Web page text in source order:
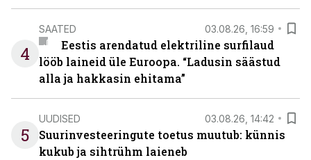
4
SAATED 03.08.26, 16:59
Eestis arendatud elektriline surfilaud
lööb laineid üle Euroopa. “Ladusin säästud
alla ja hakkasin ehitama”
5
UUDISED 03.08.26, 14:42
Suurinvesteeringute toetus muutub: künnis
kukub ja sihtrühm laieneb